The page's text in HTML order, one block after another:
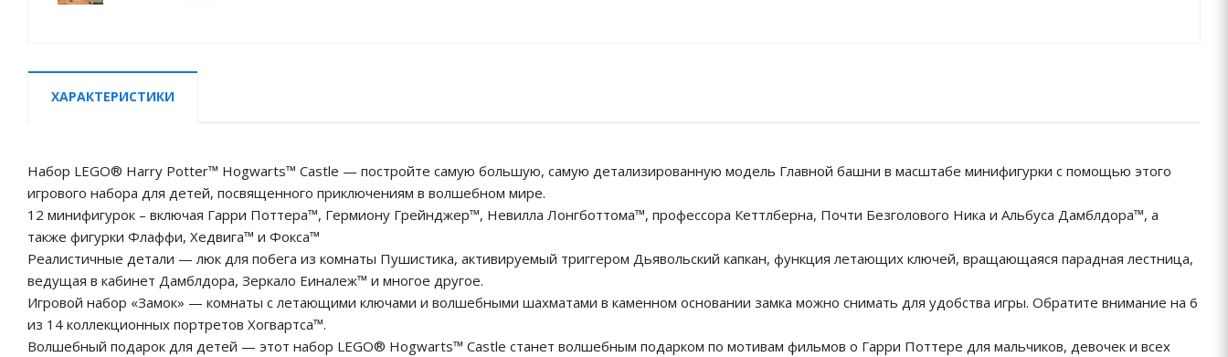
ХАРАКТЕРИСТИКИ
Набор LEGO® Harry Potter™ Hogwarts™ Castle — постройте самую большую, самую детализированную модель Главной башни в масштабе минифигурки с помощью этого
игрового набора для детей, посвященного приключениям в волшебном мире.
12 минифигурок – включая Гарри Поттера™, Гермиону Грейнджер™, Невилла Лонгботтома™, профессора Кеттлберна, Почти Безголового Ника и Альбуса Дамблдора™, а
также фигурки Флаффи, Хедвига™ и Фокса™
Реалистичные детали — люк для побега из комнаты Пушистика, активируемый триггером Дьявольский капкан, функция летающих ключей, вращающаяся парадная лестница,
ведущая в кабинет Дамблдора, Зеркало Еиналеж™ и многое другое.
Игровой набор «Замок» — комнаты с летающими ключами и волшебными шахматами в каменном основании замка можно снимать для удобства игры. Обратите внимание на 6
из 14 коллекционных портретов Хогвартса™.
Волшебный подарок для детей — этот набор LEGO® Hogwarts™ Castle станет волшебным подарком по мотивам фильмов о Гарри Поттере для мальчиков, девочек и всех